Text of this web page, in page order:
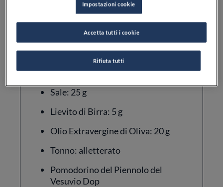
Ingredienti
Farina 0: 1 kg
Acqua: 650 g
Sale: 25 g
Lievito di Birra: 5 g
Olio Extravergine di Oliva: 20 g
Tonno: alletterato
Pomodorino del Piennolo del
Vesuvio Dop
Impostazioni cookie
Rifiuta tutti
Accetta tutti i cookie